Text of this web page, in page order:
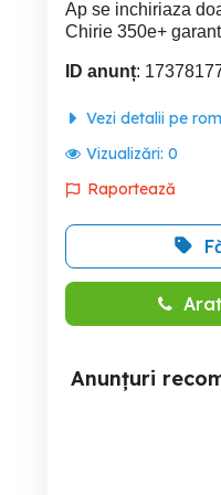
Ap se inchiriaza
Chirie 350e+
ID anunț:
Vezi detalii pe
Vizualizări: 0
Raportează
Anunțuri